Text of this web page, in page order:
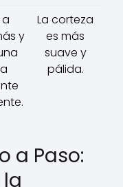
y
La corteza
es más
suave y
pálida.
a Paso: